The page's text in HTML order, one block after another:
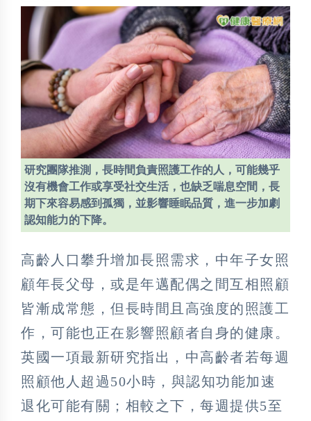
研究團隊推測，長時間負責照護工作的人，可能幾乎
沒有機會工作或享受社交生活，也缺乏喘息空間，長
期下來容易感到孤獨，並影響睡眠品質，進一步加劇
認知能力的下降。
高齡人口攀升增加長照需求，中年子女照
顧年長父母，或是年邁配偶之間互相照顧
皆漸成常態，但長時間且高強度的照護工
作，可能也正在影響照顧者自身的健康。
英國一項最新研究指出，中高齡者若每週
照顧他人超過50小時，與認知功能加速
退化可能有關；相較之下，每週提供5至